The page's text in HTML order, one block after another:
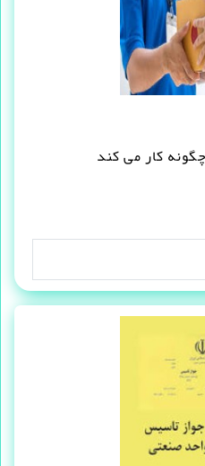
کار می کند